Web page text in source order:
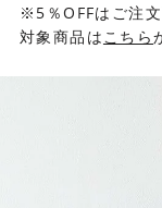
※5％OFFはご注
対象商品は こちら